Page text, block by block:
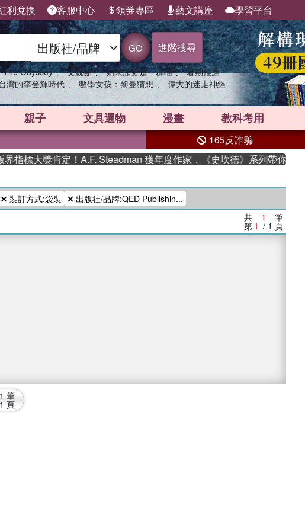
利兌換 客服中心 領券專區 藝文講座 學習平台
GO 進階搜尋
The Odyssey 、 父親節 、 如果歷史是一群喵 、 暑期推薦
灣的李登輝時代 、 數學女孩：黎曼猜想 、 偉大的迷走神經
親子 文具選物 漫畫 教科考用
165反詐騙
指標大獎肯定！A.F. Steadman 獲年度作家，《史坎德》系列帶你踏上熱
裝訂方式:袋裝 出版社/品牌:QED Publishin...
共 1 筆
第 1 / 1 頁
1 筆
1 頁